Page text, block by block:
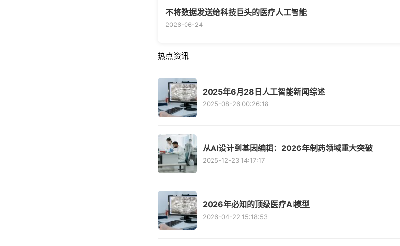
不将数据发送给科技巨头的医疗人工智能
2026-06-24
热点资讯
2025年6月28日人工智能新闻综述
2025-08-26 00:26:18
从AI设计到基因编辑：2026年制药领域重大突破
2025-12-23 14:17:17
2026年必知的顶级医疗AI模型
2026-04-22 15:18:53